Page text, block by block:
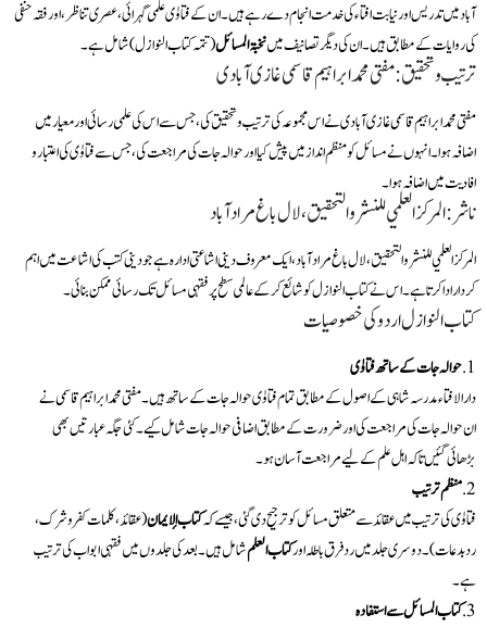
آباد میں تدریس اور نیابت افتاء کی خدمت انجام دے رہے ہیں۔ ان کے فتاوٰی علمی گہرائی، عصری تناظر، اور فقہ حنفی
کی روایات کے مطابق ہیں۔ ان کی دیگر تصانیف میںنخبۃ المسائل(تتمہ کتاب النوازل) شامل ہے۔
ترتیب و تحقیق: مفتی محمد ابراہیم قاسمی غازی آبادی
مفتی محمد ابراہیم قاسمی غازی آبادی نے اس مجموعہ کی ترتیب و تحقیق کی، جس سے اس کی علمی رسائی اور معیار میں
اضافہ ہوا۔ انہوں نے مسائل کو منظم انداز میں پیش کیا اور حوالہ جات کی مراجعت کی، جس سے فتاوٰی کی اعتبار و
افادیت میں اضافہ ہوا۔
ناشر: المركز العلمي للنشر والتحقيق، لال باغ مراد آباد
المركز العلمي للنشر والتحقيق، لال باغ مراد آباد، ایک معروف دینی اشاعتی ادارہ ہے جو دینی کتب کی اشاعت میں اہم
کردار ادا کرتا ہے۔ اس نے کتاب النوازل کو شائع کرکے عالمی سطح پر فقہی مسائل تک رسائی ممکن بنائی۔
کتاب النوازل اردو کی خصوصیات
حوالہ جات کے ساتھ فتاوٰی
دارالافتاء مدرسہ شاہی کے اصول کے مطابق تمام فتاوٰی حوالہ جات کے ساتھ ہیں۔ مفتی محمد ابراہیم قاسمی نے
ان حوالہ جات کی مراجعت کی اور ضرورت کے مطابق اضافی حوالہ جات شامل کیے۔ کئی جگہ عبارتیں بھی
بڑھائی گئیں تاکہ اہل علم کے لیے مراجعت آسان ہو۔
منظم ترتیب
فتاوٰی کی ترتیب میں عقائد سے متعلق مسائل کو ترجیح دی گئی، جیسے کہکتاب الإیمان(عقائد، کلمات کفر و شرک،
رد بدعات)۔ دوسری جلد میں رد فرق باطلہ اورکتاب العلمشامل ہیں۔ بعد کی جلدوں میں فقہی ابواب کی ترتیب
ہے۔
کتاب المسائل سے استفادہ